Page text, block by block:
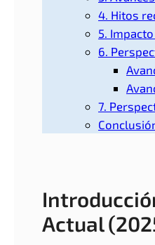
4. Hitos
5.
6.
7.
Actual